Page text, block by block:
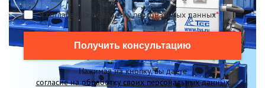
Я согласен на обработку персональных данных*
Получить консультацию
Нажимая на кнопку, вы даете
согласие на обработку своих персональных данных